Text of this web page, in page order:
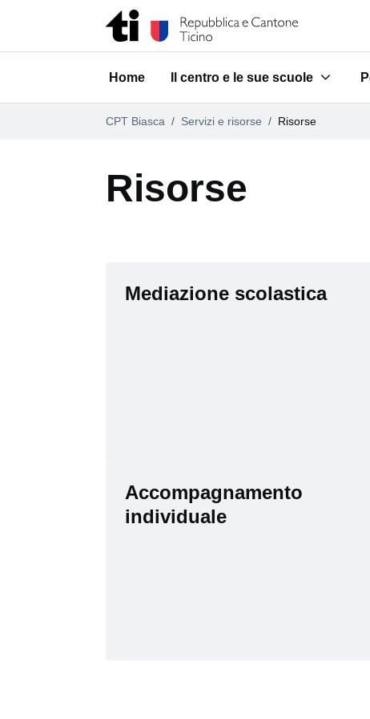
Vai al contenuto della pagina
Home Il centro e le sue scuole
Submenu for "Il centro e le sue
CPT Biasca Servizi e risorse Risorse
Risorse
Mediazione scolastica
Accompagnamento
individuale